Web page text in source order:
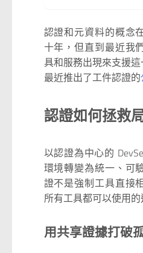
認證和元資料的概念
十年，但直到最近我
具和服務出現來支援
最近推出了工件認證的
認證如何拯救
以認證為中心的
環境轉變為統一、可
證不是強制工具直接
所有工具都可以使用的
用共享證據打破